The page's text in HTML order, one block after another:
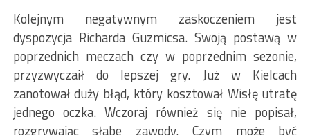
Kolejnym negatywnym zaskoczeniem jest
dyspozycja Richarda Guzmicsa. Swoją postawą w
poprzednich meczach czy w poprzednim sezonie,
przyzwyczaił do lepszej gry. Już w Kielcach
zanotował duży błąd, który kosztował Wisłę utratę
jednego oczka. Wczoraj również się nie popisał,
rozgrywając słabe zawody. Czym może być